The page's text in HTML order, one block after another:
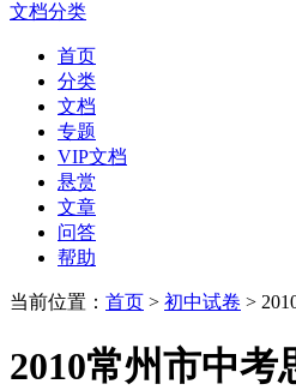
文档分类
首页
分类
文档
专题
VIP文档
悬赏
文章
问答
帮助
当前位置： 首页 > 初中试卷 >
2010常州市中